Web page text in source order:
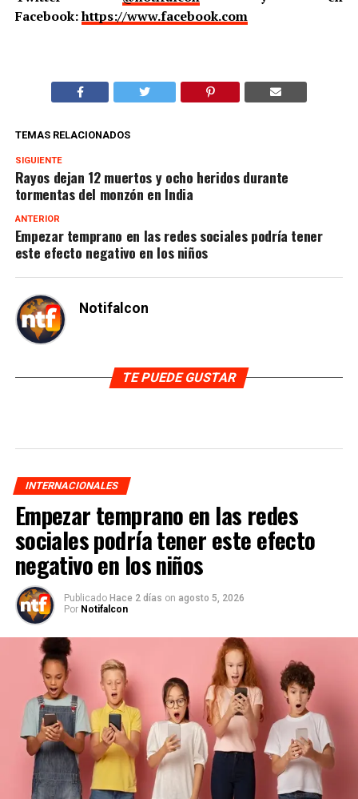
Facebook:https://www.facebook.com
TEMAS RELACIONADOS
SIGUIENTE
Rayos dejan 12 muertos y ocho heridos durante
tormentas del monzón en India
ANTERIOR
Empezar temprano en las redes sociales podría tener
este efecto negativo en los niños
Notifalcon
TE PUEDE GUSTAR
INTERNACIONALES
Empezar temprano en las redes
sociales podría tener este efecto
negativo en los niños
Publicado Hace 2 días on agosto 5, 2026
Por Notifalcon